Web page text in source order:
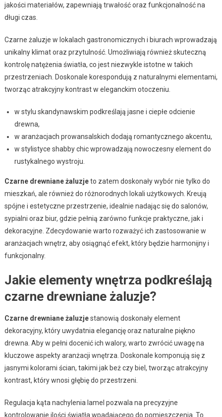
jakości materiałów, zapewniają trwałość oraz funkcjonalność na
długi czas.
Czarne żaluzje w lokalach gastronomicznych i biurach wprowadzają
unikalny klimat oraz przytulność. Umożliwiają również skuteczną
kontrolę natężenia światła, co jest niezwykle istotne w takich
przestrzeniach. Doskonale korespondują z naturalnymi elementami,
tworząc atrakcyjny kontrast w eleganckim otoczeniu.
w stylu skandynawskim podkreślają jasne i ciepłe odcienie
drewna,
w aranżacjach prowansalskich dodają romantycznego akcentu,
w stylistyce shabby chic wprowadzają nowoczesny element do
rustykalnego wystroju.
Czarne drewniane żaluzjeto zatem doskonały wybór nie tylko do
mieszkań, ale również do różnorodnych lokali użytkowych. Kreują
spójne i estetyczne przestrzenie, idealnie nadając się do salonów,
sypialni oraz biur, gdzie pełnią zarówno funkcje praktyczne, jak i
dekoracyjne. Zdecydowanie warto rozważyć ich zastosowanie w
aranżacjach wnętrz, aby osiągnąć efekt, który będzie harmonijny i
funkcjonalny.
Jakie elementy wnętrza podkreślają
czarne drewniane żaluzje?
Czarne drewniane żaluzjestanowią doskonały element
dekoracyjny, który uwydatnia elegancję oraz naturalne piękno
drewna. Aby w pełni docenić ich walory, warto zwrócić uwagę na
kluczowe aspekty aranżacji wnętrza. Doskonale komponują się z
jasnymi kolorami ścian, takimi jak beż czy biel, tworząc atrakcyjny
kontrast, który wnosi głębię do przestrzeni.
Regulacja kąta nachylenia lamel pozwala na precyzyjne
kontrolowanie ilości światła wpadającego do pomieszczenia. To